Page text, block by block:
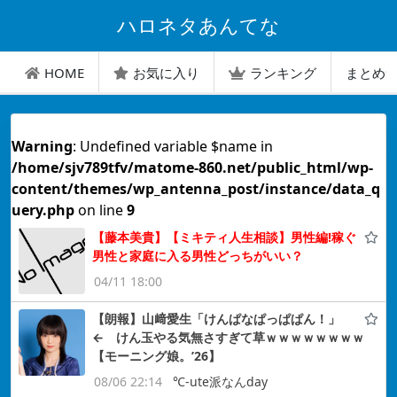
ハロネタあんてな
HOME お気に入り ランキング まとめ
Warning: Undefined variable $name in
/home/sjv789tfv/matome-860.net/public_html/wp-
content/themes/wp_antenna_post/instance/data_q
uery.phpon line9
【藤本美貴】【ミキティ人生相談】男性編!稼ぐ
男性と家庭に入る男性どっちがいい？
04/11 18:00
【朗報】山﨑愛生「けんぱなぱっぱぱん！」
← けん玉やる気無さすぎて草ｗｗｗｗｗｗｗｗ
【モーニング娘。’26】
08/06 22:14
℃-ute派なんday